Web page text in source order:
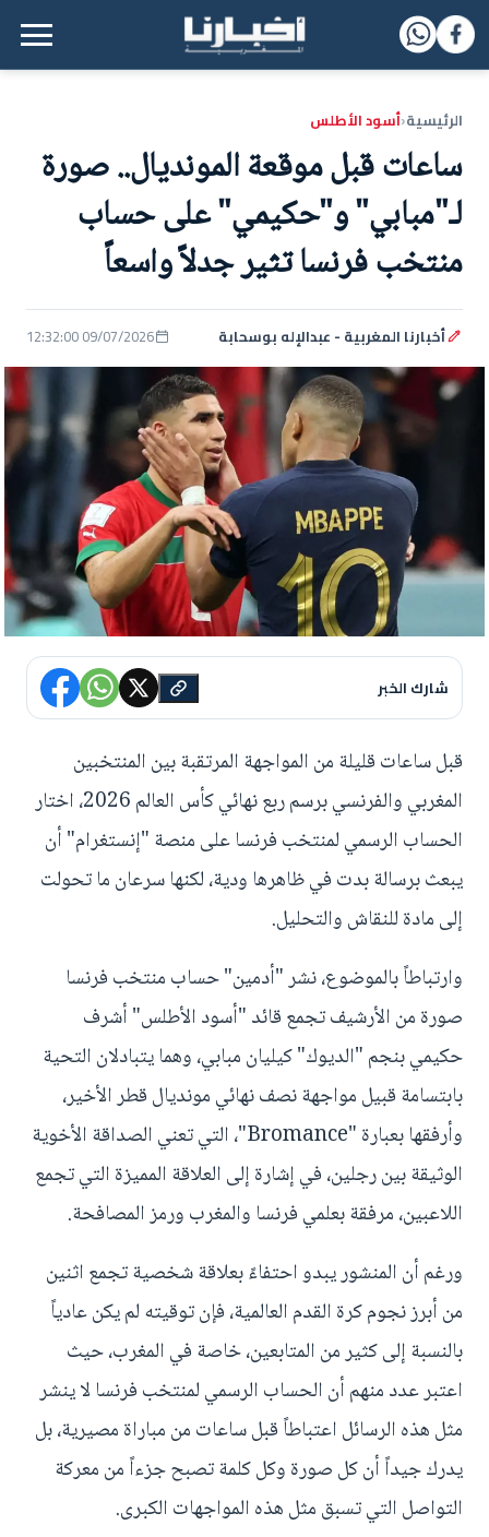
القائمة الرئيسية
الرئيسية‹أسود الأطلس
ساعات قبل موقعة المونديال.. صورة
لـ"مبابي" و"حكيمي" على حساب
منتخب فرنسا تثير جدلاً واسعاً
أخبارنا المغربية - عبدالإله بوسحابة 09/07/2026 12:32:00
شارك الخبر
قبل ساعات قليلة من المواجهة المرتقبة بين المنتخبين
المغربي والفرنسي برسم ربع نهائي كأس العالم 2026، اختار
الحساب الرسمي لمنتخب فرنسا على منصة "إنستغرام" أن
يبعث برسالة بدت في ظاهرها ودية، لكنها سرعان ما تحولت
إلى مادة للنقاش والتحليل.
وارتباطاً بالموضوع، نشر "أدمين" حساب منتخب فرنسا
صورة من الأرشيف تجمع قائد "أسود الأطلس" أشرف
حكيمي بنجم "الديوك" كيليان مبابي، وهما يتبادلان التحية
بابتسامة قبيل مواجهة نصف نهائي مونديال قطر الأخير،
وأرفقها بعبارة "Bromance"، التي تعني الصداقة الأخوية
الوثيقة بين رجلين، في إشارة إلى العلاقة المميزة التي تجمع
اللاعبين، مرفقة بعلمي فرنسا والمغرب ورمز المصافحة.
ورغم أن المنشور يبدو احتفاءً بعلاقة شخصية تجمع اثنين
من أبرز نجوم كرة القدم العالمية، فإن توقيته لم يكن عادياً
بالنسبة إلى كثير من المتابعين، خاصة في المغرب، حيث
اعتبر عدد منهم أن الحساب الرسمي لمنتخب فرنسا لا ينشر
مثل هذه الرسائل اعتباطاً قبل ساعات من مباراة مصيرية، بل
يدرك جيداً أن كل صورة وكل كلمة تصبح جزءاً من معركة
التواصل التي تسبق مثل هذه المواجهات الكبرى.